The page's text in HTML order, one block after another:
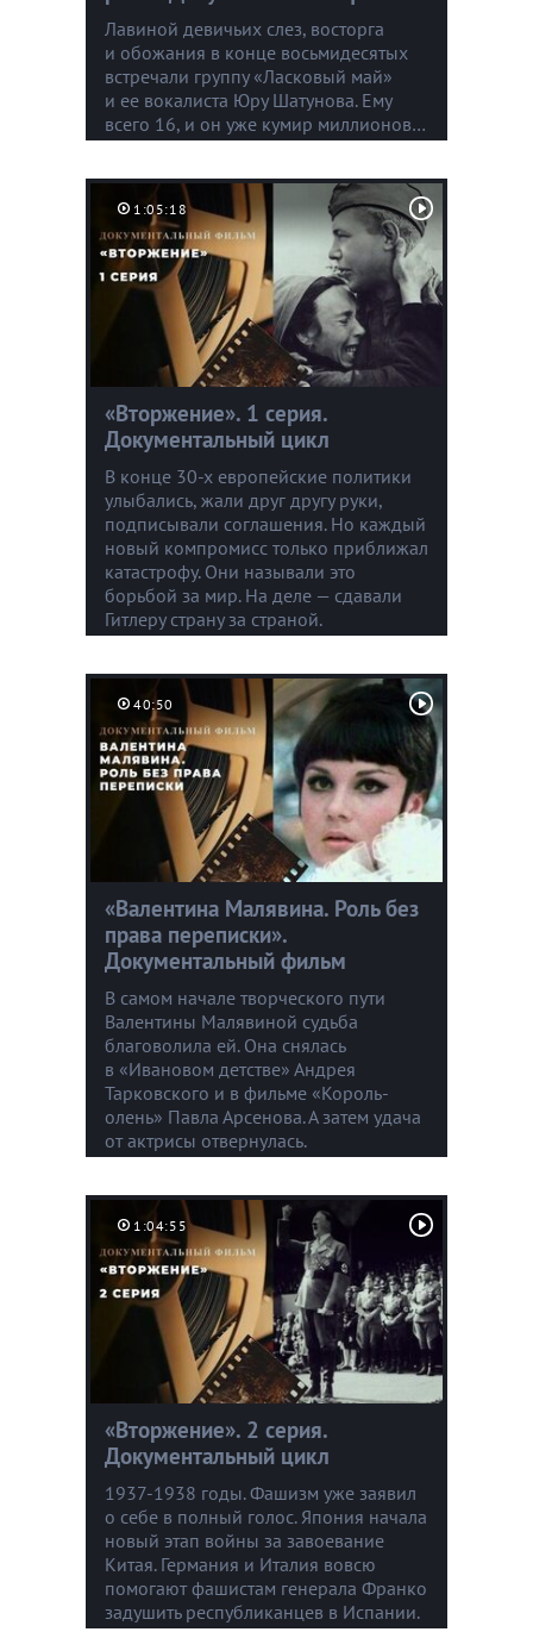
Лавиной девичьих слез, восторга
и обожания в конце восьмидесятых
встречали группу «Ласковый май»
и ее вокалиста Юру Шатунова. Ему
всего 16, и он уже кумир миллионов…
1:05:18
«Вторжение». 1 серия.
Документальный цикл
В конце 30-х европейские политики
улыбались, жали друг другу руки,
подписывали соглашения. Но каждый
новый компромисс только приближал
катастрофу. Они называли это
борьбой за мир. На деле — сдавали
Гитлеру страну за страной.
40:50
«Валентина Малявина. Роль без
права переписки».
Документальный фильм
В самом начале творческого пути
Валентины Малявиной судьба
благоволила ей. Она снялась
в «Ивановом детстве» Андрея
Тарковского и в фильме «Король-
олень» Павла Арсенова. А затем удача
от актрисы отвернулась.
1:04:55
«Вторжение». 2 серия.
Документальный цикл
1937-1938 годы. Фашизм уже заявил
о себе в полный голос. Япония начала
новый этап войны за завоевание
Китая. Германия и Италия вовсю
помогают фашистам генерала Франко
задушить республиканцев в Испании.